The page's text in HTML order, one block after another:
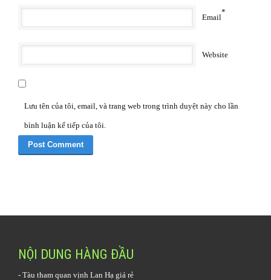
Email
*
Website
Lưu tên của tôi, email, và trang web trong trình duyệt này cho lần
bình luận kế tiếp của tôi.
NỘI DUNG HÀNG ĐẦU
- Tàu tham quan vịnh Lan Hạ giá rẻ